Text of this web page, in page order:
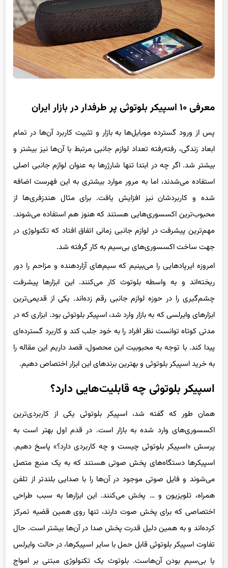
معرفی ۱۰ اسپیکر بلوتوثی پر طرفدار در بازار ایران
پس از ورود گسترده موبایل‌ها به بازار و تثبیت کاربرد آن‌ها در تمام
ابعاد زندگی، رفته‌رفته تعداد لوازم جانبی مرتبط با آن‌ها نیز بیشتر و
بیشتر شد. اگر چه در ابتدا تنها شارژرها به عنوان لوازم جانبی اصلی
استفاده می‌شدند، اما به مرور موارد بیشتری به این فهرست اضافه
شده و کاربردشان نیز افزایش یافت. برای مثال هندزفری‌ها از
محبوب‌ترین اکسسوری‌هایی هستند که هنوز هم استفاده می‌شوند.
مهم‌ترین پیشرفت در لوازم جانبی زمانی اتفاق افتاد که تکنولوژی در
جهت ساخت اکسسوری‌های بی‌سیم به کار گرفته شد.
امروزه ایرپادهایی را می‌بینیم که سیم‌های آزاردهنده و مزاحم را دور
ریخته‌اند و به واسطه بلوتوث کار می‌کنند. این ابزارها پیشرفت
چشم‌گیری را در حوزه لوازم جانبی رقم زده‌اند. یکی از قدیمی‌ترین
ابزارهای وایرلسی که به بازار وارد شد، اسپیکر بلوتوثی بود. ابزاری که در
مدتی کوتاه توانست نظر افراد را به خود جلب کند و کاربرد گسترده‌ای
پیدا کند. با توجه به محبوبیت این محصول، قصد داریم این مقاله را
به خرید اسپیکر بلوتوثی ‌و بهترین برندهای این ابزار اختصاص دهیم.
اسپیکر بلوتوثی چه قابلیت‌هایی دارد؟
همان طور که گفته شد، اسپیکر بلوتوثی یکی از کاربردی‌ترین
اکسسوری‌های وارد شده به بازار است. در قدم اول بهتر است به
پرسش «اسپیکر بلوتوثی چیست و چه کاربردی دارد؟» پاسخ دهیم.
اسپیکرها دستگاه‌های پخش صوتی هستند که به یک منبع متصل
می‌شوند و فایل صوتی موجود در آن‌ها را با صدایی بلندتر از تلفن
همراه، تلویزیون و … پخش می‌کنند. این ابزارها به سبب طراحی
اختصاصی که برای پخش صوت دارند، تنها روی همین قضیه تمرکز
کرده‌اند و به همین دلیل قدرت پخش صدا در آن‌ها بیشتر است. حال
تفاوت اسپیکر بلوتوثی قابل حمل با سایر اسپیکرها، در حالت وایرلس
یا بی‌سیم بودن آن‌هاست. بلوتوث یک تکنولوژی مبتنی بر امواج